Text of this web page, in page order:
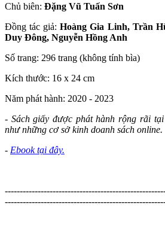
Chủ biên: Đặng Vũ Tuấn Sơn
Đồng tác giả:Hoàng Gia Linh, Trần
Duy Đông, Nguyễn Hồng Anh
Số trang: 296 trang (không tính bìa)
Kích thước: 16 x 24 cm
Năm phát hành: 2020 - 2023
- Sách giấy được phát hành rộng rãi
như những cơ sở kinh doanh sách online.
- Ebook tại đây.